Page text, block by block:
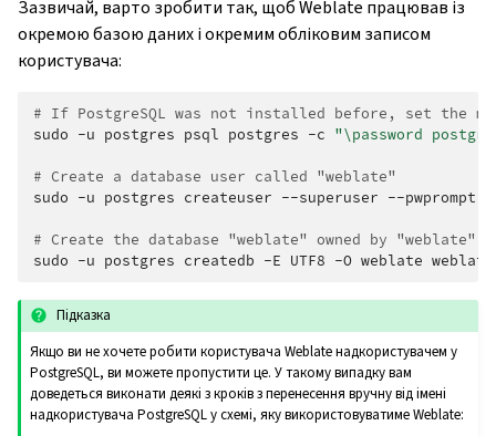
Зазвичай, варто зробити так, щоб Weblate працював із
окремою базою даних і окремим обліковим записом
користувача:
# If PostgreSQL was not installed before, set the
sudo -u postgres psql postgres -c "\password
# Create a database user called "weblate"
sudo -u postgres createuser --superuser --pwprompt
# Create the database "weblate" owned by "weblate"
sudo -u postgres createdb -E UTF8 -O weblate
Підказка
Якщо ви не хочете робити користувача Weblate надкористувачем у
PostgreSQL, ви можете пропустити це. У такому випадку вам
доведеться виконати деякі з кроків з перенесення вручну від імені
надкористувача PostgreSQL у схемі, яку використовуватиме Weblate: